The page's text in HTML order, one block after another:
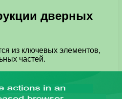
дверных
из ключевых элементов,
частей.